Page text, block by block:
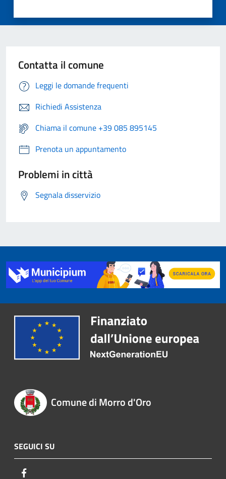
Contatta il comune
Leggi le domande frequenti
Richiedi Assistenza
Chiama il comune +39 085 895145
Prenota un appuntamento
Problemi in città
Segnala disservizio
Comune di Morro d'Oro
SEGUICI SU